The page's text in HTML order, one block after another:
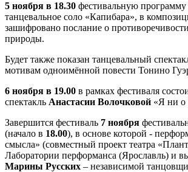
5 ноября в 18.30 фестивальную программу
танцевальное соло «Капибара», в
зашифровано послание о
природы.
Будет также показан танцевальный
мотивам одноимённой повести Тонино
6 ноября в 19.00 в рамках фестиваля
спектакль Анастасии Волочковой «Я ни о
Завершится фестиваль 7 ноября
(начало в 18.00), в основе которой -
смысла» (совместный проект театра
Лаборатории перформанса (Ярославль) и
Марины Русских – независимой